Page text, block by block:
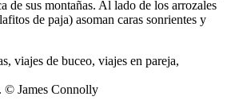
de sus montañas. Al lado de los arrozales
de paja) asoman caras sonrientes y
© James Connolly